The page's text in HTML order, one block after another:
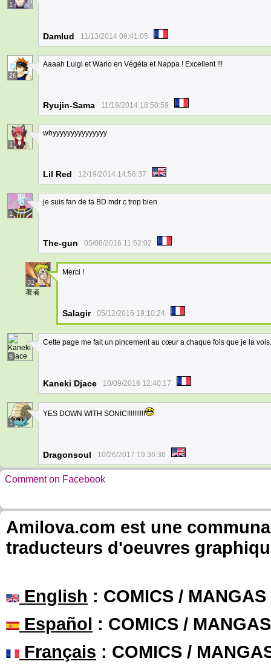
1
Damlud 11/13/2014 09:41:05
26
Aaaah Luigi et Wario en Végéta et Nappa ! Excellent !!!
Ryujin-Sama 11/19/2014 18:50:59
1
whyyyyyyyyyyyyyyy
Lil Red 12/19/2014 14:56:37
1
je suis fan de ta BD mdr c trop bien
The-gun 05/08/2016 11:52:02
32
著者
Merci !
Salagir 05/12/2016 19:10:24
9
Cette page me fait un pincement au cœur a chaque fois que je la
Kaneki Djace 10/09/2016 12:40:17
1
YES DOWN WITH SONIC!!!!!!!!!!
Dragonsoul 10/26/2017 19:36:36
Comment on Facebook
Amilova.com est une
traducteurs d'oeuvres
English : COMICS /
Español : COMICS /
Français : COMICS /